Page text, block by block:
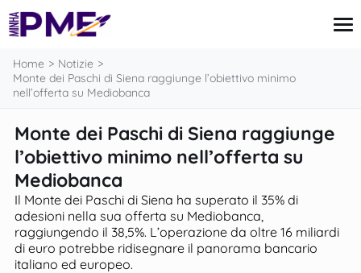
contenuto
Finanze
Mutui
Imposte e Tasse
Notizie
Home
Notizie
Monte dei Paschi di Siena raggiunge l’obiettivo minimo
nell’offerta su Mediobanca
Monte dei Paschi di Siena raggiunge
l’obiettivo minimo nell’offerta su
Mediobanca
Il Monte dei Paschi di Siena ha superato il 35% di
adesioni nella sua offerta su Mediobanca,
raggiungendo il 38,5%. L’operazione da oltre 16 miliardi
di euro potrebbe ridisegnare il panorama bancario
italiano ed europeo.